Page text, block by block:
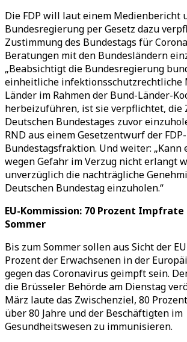
Die FDP will laut einem Medienbericht
Bundesregierung per Gesetz dazu
Zustimmung des Bundestags für
Beratungen mit den Bundesländern
„Beabsichtigt die Bundesregierung
einheitliche infektionsschutzrechtliche
Länder im Rahmen der Bund-Länder-
herbeizuführen, ist sie verpflichtet, die
Deutschen Bundestages zuvor
RND aus einem Gesetzentwurf der FDP-
Bundestagsfraktion. Und weiter: „Kann
wegen Gefahr im Verzug nicht erlangt
unverzüglich die nachträgliche
Deutschen Bundestag einzuholen.“
EU-Kommission: 70 Prozent Impfrate
Sommer
Bis zum Sommer sollen aus Sicht der
Prozent der Erwachsenen in der
gegen das Coronavirus geimpft sein.
die Brüsseler Behörde am Dienstag
März laute das Zwischenziel, 80
über 80 Jahre und der Beschäftigten im
Gesundheitswesen zu immunisieren.